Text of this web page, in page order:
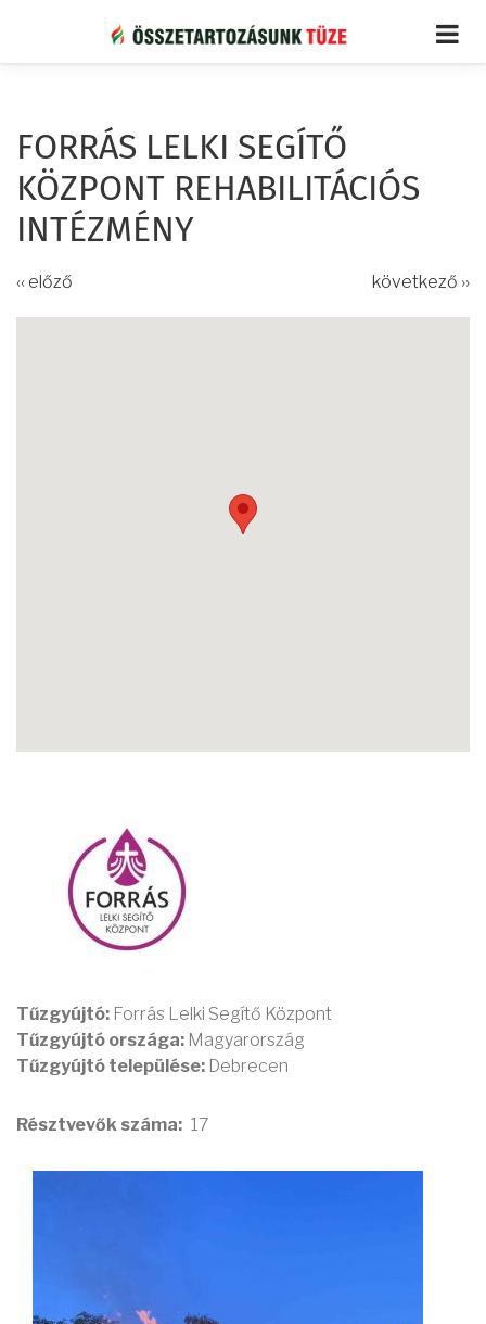
tartalomra
FORRÁS LELKI SEGÍTŐ
KÖZPONT REHABILITÁCIÓS
INTÉZMÉNY
‹‹ előző következő ››
Tűzgyújtó: Forrás Lelki Segítő Központ
Tűzgyújtó országa: Magyarország
Tűzgyújtó települése: Debrecen
Résztvevők száma 17